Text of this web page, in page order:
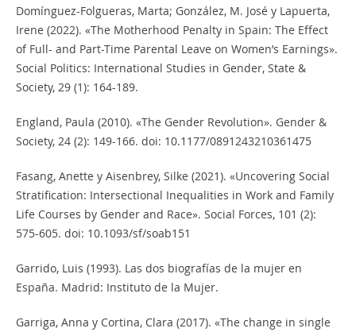
Domínguez-Folgueras, Marta; González, M. José y Lapuerta,
Irene (2022). «The Motherhood Penalty in Spain: The Effect
of Full- and Part-Time Parental Leave on Women’s Earnings».
Social Politics: International Studies in Gender, State &
Society, 29 (1): 164-189.
England, Paula (2010). «The Gender Revolution». Gender &
Society, 24 (2): 149-166. doi: 10.1177/0891243210361475
Fasang, Anette y Aisenbrey, Silke (2021). «Uncovering Social
Stratification: Intersectional Inequalities in Work and Family
Life Courses by Gender and Race». Social Forces, 101 (2):
575-605. doi: 10.1093/sf/soab151
Garrido, Luis (1993). Las dos biografías de la mujer en
España. Madrid: Instituto de la Mujer.
Garriga, Anna y Cortina, Clara (2017). «The change in single